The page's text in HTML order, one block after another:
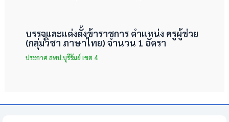
บรรจุและแต่งตั้งข้าราชการ ตำแหน่ง ครูผู้ช่วย
(กลุ่มวิชา ภาษาไทย) จำนวน 1 อัตรา
ประกาศ สพป.บุรีรัมย์ เขต 4